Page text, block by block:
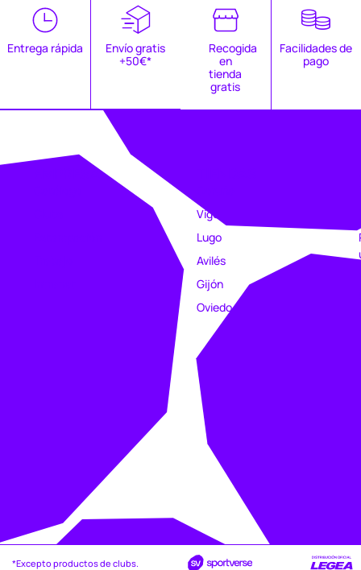
Entrega rápida
Envío gratis
+50€*
Recogida
en
tienda
gratis
Facilidades de
pago
EMPRESA
Vigo
Lugo
Avilés
Gijón
Oviedo
*Excepto productos de clubs.